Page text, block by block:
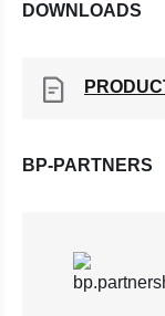
DOWNLOADS
BP-PARTNERS